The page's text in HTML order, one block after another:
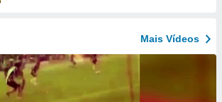
Mais Vídeos